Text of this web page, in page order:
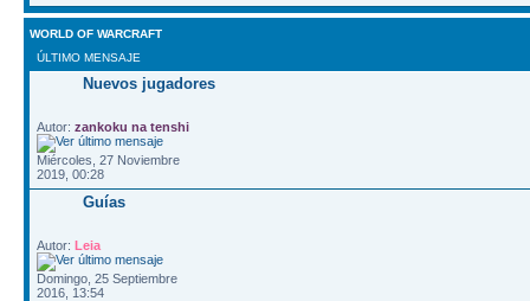
WORLD OF WARCRAFT
ÚLTIMO MENSAJE
Nuevos jugadores
Autor: zankoku na tenshi
Miércoles, 27 Noviembre
2019, 00:28
Guías
Autor: Leia
Domingo, 25 Septiembre
2016, 13:54